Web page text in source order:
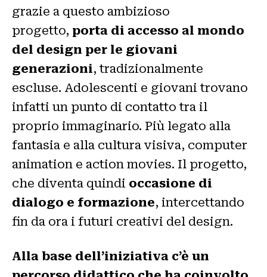
grazie a questo ambizioso
progetto, porta di accesso al mondo
del design per le giovani
generazioni, tradizionalmente
escluse. Adolescenti e giovani trovano
infatti un punto di contatto tra il
proprio immaginario. Più legato alla
fantasia e alla cultura visiva, computer
animation e action movies. Il progetto,
che diventa quindi occasione di
dialogo e formazione, intercettando
fin da ora i futuri creativi del design.
Alla base dell’iniziativa c’è un